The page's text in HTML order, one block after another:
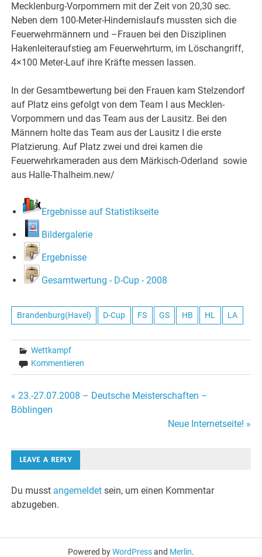
Mecklenburg-Vorpommern mit der Zeit von 20,30 sec.
Neben dem 100-Meter-Hindernislaufs mussten sich die
Feuerwehrmännern und –Frauen bei den Disziplinen
Hakenleiteraufstieg am Feuerwehrturm, im Löschangriff,
4×100 Meter-Lauf ihre Kräfte messen lassen.
In der Gesamtbewertung bei den Frauen kam Stelzendorf
auf Platz eins gefolgt von dem Team I aus Mecklen-
Vorpommern und das Team aus der Lausitz. Bei den
Männern holte das Team aus der Lausitz I die erste
Platzierung. Auf Platz zwei und drei kamen die
Feuerwehrkameraden aus dem Märkisch-Oderland sowie
aus Halle-Thalheim.new/
Ergebnisse auf Statistikseite
Bildergalerie
Ergebnisse
Gesamtwertung - D-Cup - 2008
Brandenburg(Havel) D-Cup FS GS HB HL LA
Wettkampf
Kommentieren
Beitragsnavigation
« 23.-27.07.2008 – Deutsche Meisterschaften –
Böblingen
Neue Internetseite! »
LEAVE A REPLY
Du musst angemeldet sein, um einen Kommentar
abzugeben.
Powered byWordPressand Merlin.